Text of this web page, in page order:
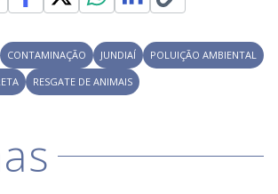
CONTAMINAÇÃO JUNDIAÍ
POLUIÇÃO AMBIENTAL
RESGATE DE ANIMAIS